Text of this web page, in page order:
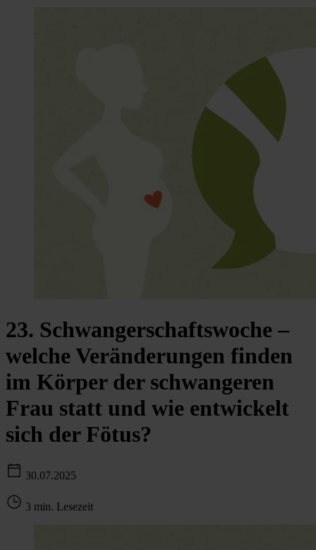
23. Schwangerschaftswoche –
welche Veränderungen finden
im Körper der schwangeren
Frau statt und wie entwickelt
sich der Fötus?
30.07.2025
3 min. Lesezeit